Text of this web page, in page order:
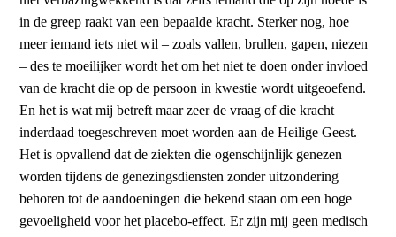
in de greep raakt van een bepaalde kracht. Sterker nog, hoe
meer iemand iets niet wil – zoals vallen, brullen, gapen, niezen
– des te moeilijker wordt het om het niet te doen onder invloed
van de kracht die op de persoon in kwestie wordt uitgeoefend.
En het is wat mij betreft maar zeer de vraag of die kracht
inderdaad toegeschreven moet worden aan de Heilige Geest.
Het is opvallend dat de ziekten die ogenschijnlijk genezen
worden tijdens de genezingsdiensten zonder uitzondering
behoren tot de aandoeningen die bekend staan om een hoge
gevoeligheid voor het placebo-effect. Er zijn mij geen medisch